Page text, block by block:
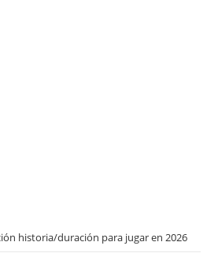
historia/duración para jugar en 2026